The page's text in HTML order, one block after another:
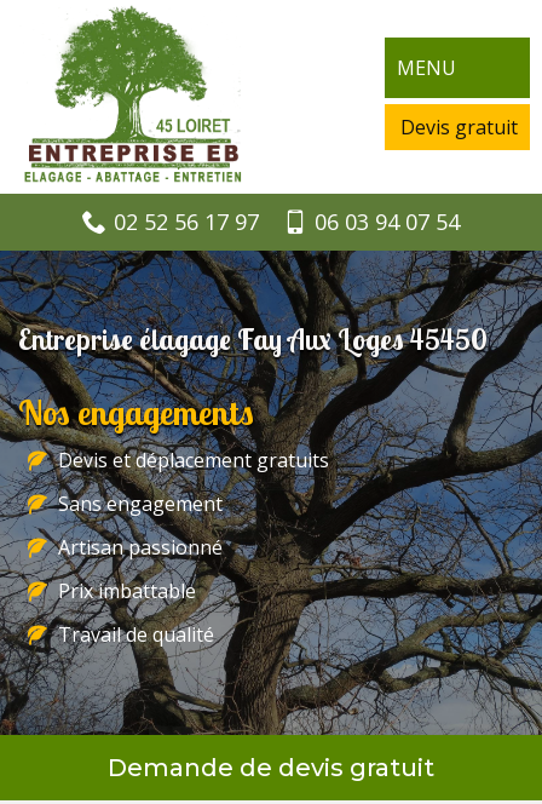
MENU
Devis gratuit
02 52 56 17 97 06 03 94 07 54
Entreprise élagage Fay Aux Loges 45450
Nos engagements
Devis et déplacement gratuits
Sans engagement
Artisan passionné
Prix imbattable
Travail de qualité
Demande de devis gratuit